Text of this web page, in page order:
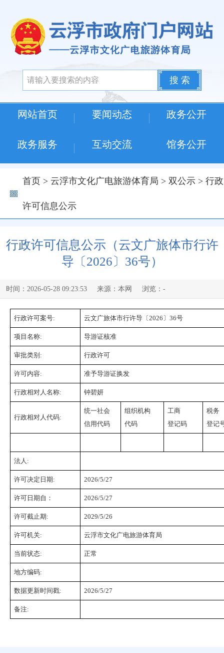
搜 索
网站首页 要闻动态 政务公开
政务服务 互动交流 馆务公开
首页 > 云浮市文化广电旅游体育局 > 双公示 > 行政
许可信息公示
行政许可信息公示（云文广旅体市行许
导〔2026〕36号）
时间：2026-05-28 09:23:53 来源：本网 浏览： -
行政许可案号: 云文广旅体市行许导〔2026〕36号
项目名称: 导游证核准
审批类别: 行政许可
许可内容: 准予导游证换发
行政相对人名称: 钟碧妍
行政相对人代码:
统一社会
信用代码
组织机构
代码
工商
登记码
税务
登记
法人:
许可决定日期: 2026/5/27
许可日期自： 2026/5/27
许可截止期: 2029/5/26
许可机关: 云浮市文化广电旅游体育局
当前状态: 正常
地方编码:
数据更新时间戳: 2026/5/27
备注: